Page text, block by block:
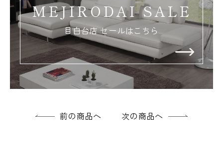
MEJIRODAI SALE
目白台店 セールはこちら
前の商品へ 次の商品へ